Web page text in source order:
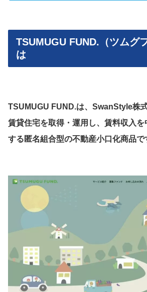
TSUMUGU FUND.（ツムグ
は
TSUMUGU FUND.は、SwanStyle株
賃貸住宅を取得・運用し、賃料収入
する匿名組合型の不動産小口化商品で